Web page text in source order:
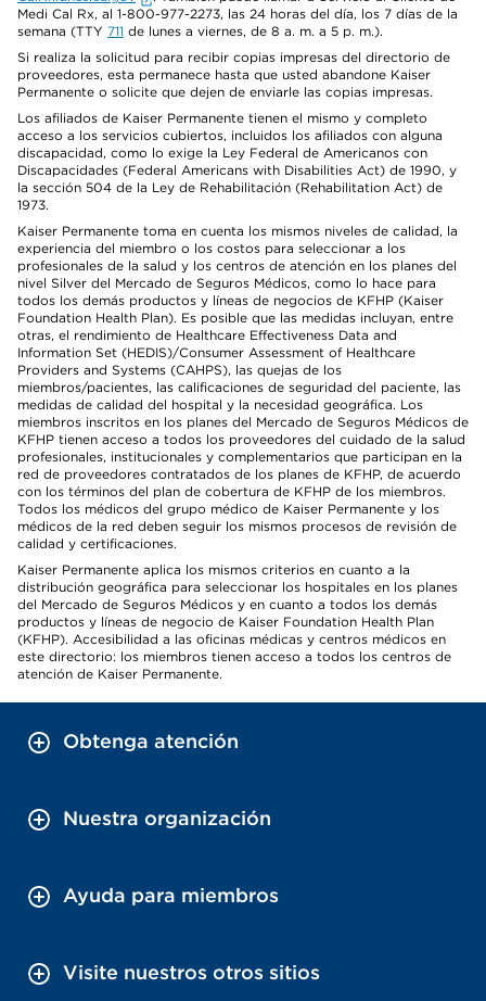
Medi Cal Rx, al 1-800-977-2273, las 24 horas del día, los 7 días de la
semana (TTY 711 de lunes a viernes, de 8 a. m. a 5 p. m.).
Si realiza la solicitud para recibir copias impresas del directorio de
proveedores, esta permanece hasta que usted abandone Kaiser
Permanente o solicite que dejen de enviarle las copias impresas.
Los afiliados de Kaiser Permanente tienen el mismo y completo
acceso a los servicios cubiertos, incluidos los afiliados con alguna
discapacidad, como lo exige la Ley Federal de Americanos con
Discapacidades (Federal Americans with Disabilities Act) de 1990, y
la sección 504 de la Ley de Rehabilitación (Rehabilitation Act) de
1973.
Kaiser Permanente toma en cuenta los mismos niveles de calidad, la
experiencia del miembro o los costos para seleccionar a los
profesionales de la salud y los centros de atención en los planes del
nivel Silver del Mercado de Seguros Médicos, como lo hace para
todos los demás productos y líneas de negocios de KFHP (Kaiser
Foundation Health Plan). Es posible que las medidas incluyan, entre
otras, el rendimiento de Healthcare Effectiveness Data and
Information Set (HEDIS)/Consumer Assessment of Healthcare
Providers and Systems (CAHPS), las quejas de los
miembros/pacientes, las calificaciones de seguridad del paciente, las
medidas de calidad del hospital y la necesidad geográfica. Los
miembros inscritos en los planes del Mercado de Seguros Médicos de
KFHP tienen acceso a todos los proveedores del cuidado de la salud
profesionales, institucionales y complementarios que participan en la
red de proveedores contratados de los planes de KFHP, de acuerdo
con los términos del plan de cobertura de KFHP de los miembros.
Todos los médicos del grupo médico de Kaiser Permanente y los
médicos de la red deben seguir los mismos procesos de revisión de
calidad y certificaciones.
Kaiser Permanente aplica los mismos criterios en cuanto a la
distribución geográfica para seleccionar los hospitales en los planes
del Mercado de Seguros Médicos y en cuanto a todos los demás
productos y líneas de negocio de Kaiser Foundation Health Plan
(KFHP). Accesibilidad a las oficinas médicas y centros médicos en
este directorio: los miembros tienen acceso a todos los centros de
atención de Kaiser Permanente.
Obtenga atención
Nuestra organización
Ayuda para miembros
Visite nuestros otros sitios